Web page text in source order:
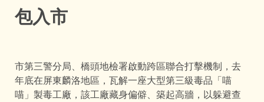
包入市
市第三警分局、橋頭地檢署啟動跨區聯合打擊機制，去
年底在屏東麟洛地區，瓦解一座大型第三級毒品「喵
喵」製毒工廠，該工廠藏身偏僻、築起高牆，以躲避查